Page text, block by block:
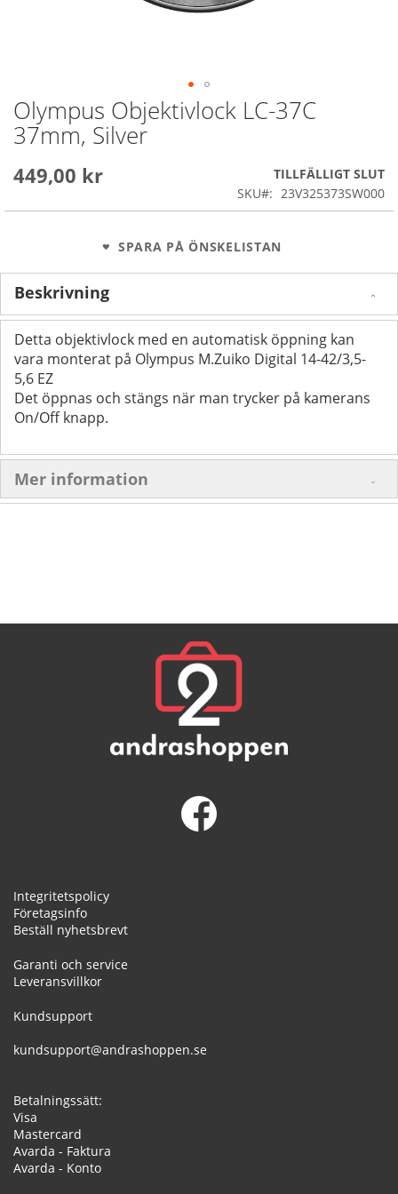
Olympus Objektivlock LC-37C
37mm, Silver
449,00 kr
TILLFÄLLIGT SLUT
SKU
23V325373SW000
SPARA PÅ ÖNSKELISTAN
Skip
to
the
of
images
Beskrivning
Detta objektivlock med en automatisk öppning kan
vara monterat på Olympus M.Zuiko Digital 14-42/3,5-
5,6 EZ
Det öppnas och stängs när man trycker på kamerans
On/Off knapp.
Mer information
Integritetspolicy
Företagsinfo
Beställ nyhetsbrevt
Garanti och service
Leveransvillkor
Kundsupport
kundsupport@andrashoppen.se
Betalningssätt:
Visa
Mastercard
Avarda - Faktura
Avarda - Konto